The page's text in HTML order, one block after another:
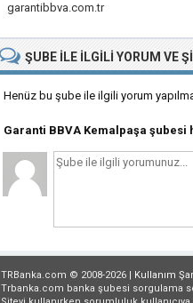
garantibbva.com.tr
ŞUBE ILE İLGILIYORUM VE
Henüz bu şube ile ilgili yorum
Garanti BBVA Kemalpaşa
TRBanka.com © 2008-2026 | Kullanım
Trbanka.com banka şubesi sorgulama